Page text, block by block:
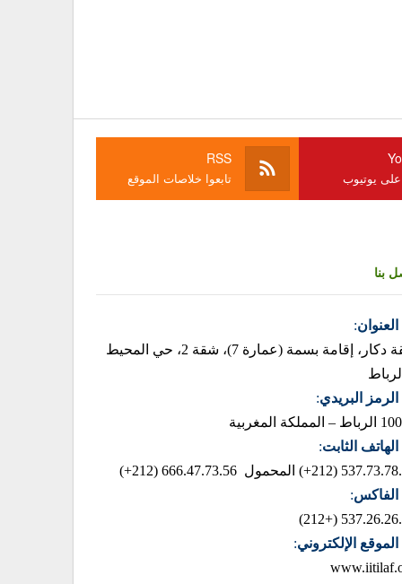
على يوتيوب
RSS
تابعوا خلاصات الموقع
بنا
العنوان:
زنقة دكار، إقامة بسمة (عمارة 7)، شقة 2، حي المحيط
الرمز البريدي:
المغربية
الهاتف الثابت:
537.73.78.85
المحمول 666.47.73.56 (212+)
الفاكس:
537.26.26.42
الموقع الإلكتروني: